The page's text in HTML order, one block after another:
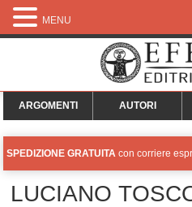
ARGOMENTI AUTORI
SPEDIZIONE GRATUITA con corriere
LUCIANO
MENU